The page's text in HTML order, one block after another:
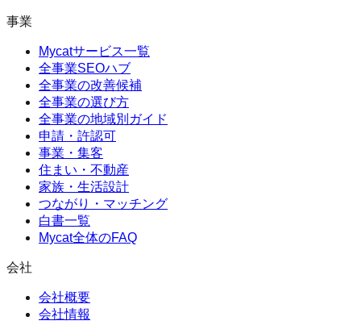
事業
Mycatサービス一覧
全事業SEOハブ
全事業の改善候補
全事業の選び方
全事業の地域別ガイド
申請・許認可
事業・集客
住まい・不動産
家族・生活設計
つながり・マッチング
白書一覧
Mycat全体のFAQ
会社
会社概要
会社情報